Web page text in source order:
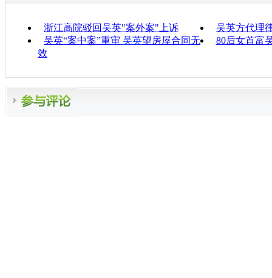
浙江高院驳回吴英"案外案"上诉
吴英方代理
吴英“案中案”重审 吴英望房屋合同无
效
80后女首富